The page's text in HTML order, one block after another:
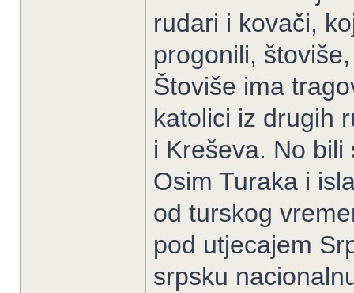
rudari i kovači,
progonili,
Štoviše ima
katolici iz drugih
i Kreševa. No
Osim Turaka i
od turskog
pod utjecajem
srpsku